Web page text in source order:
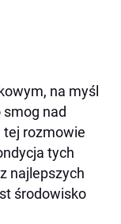
na myśl
nad
tej rozmowie
tych
najlepszych
środowisko